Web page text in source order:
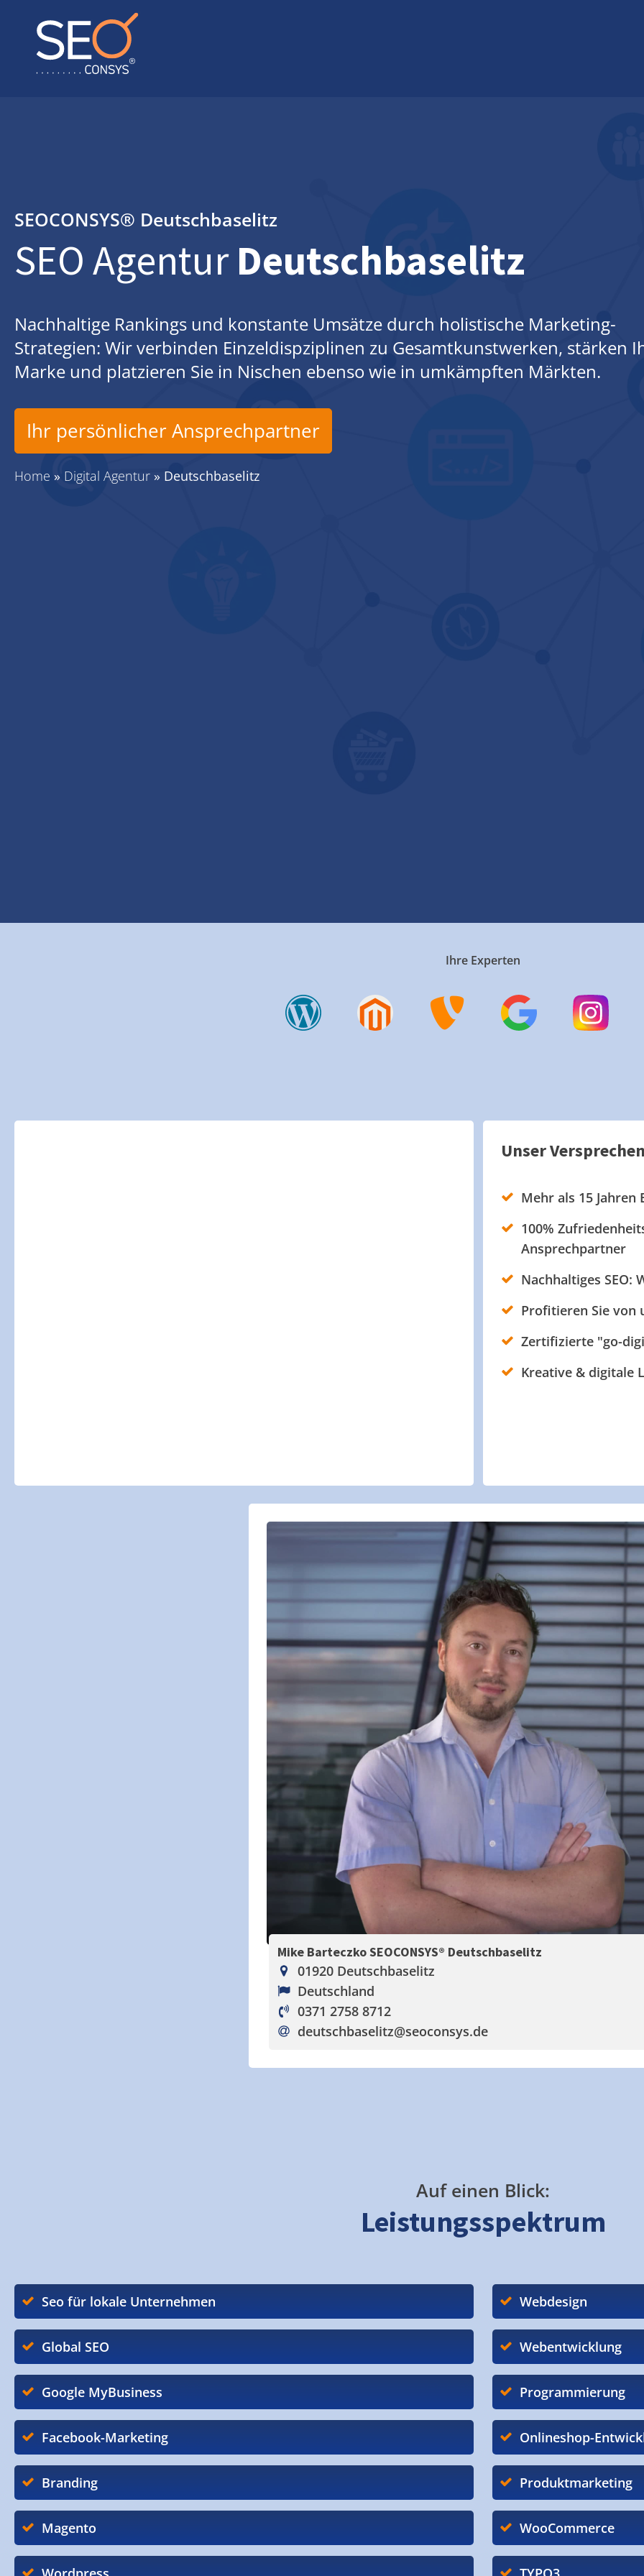
SEOCONSYS® Deutschbaselitz
SEO Agentur Deutschbaselitz
Nachhaltige Rankings und konstante Umsätze durch holistische Marketing-
Strategien: Wir verbinden Einzeldispziplinen zu Gesamtkunstwerken, stärken
Marke und platzieren Sie in Nischen ebenso wie in umkämpften Märkten.
Ihr persönlicher Ansprechpartner
Home » Digital Agentur » Deutschbaselitz
Ihre Experten
Unser
Mehr als 15
100%
Ansprechpartner
Nachhaltiges
Profitieren Sie von
Zertifizierte "go-
Kreative & digitale
Mike Barteczko SEOCONSYS® Deutschbaselitz
01920 Deutschbaselitz
Deutschland
0371 2758 8712
deutschbaselitz@seoconsys.de
Auf einen Blick:
Leistungsspektrum
Seo für lokale Unternehmen
Global SEO
Google MyBusiness
Facebook-Marketing
Branding
Magento
Webdesign
Webentwicklung
Programmierung
Onlineshop-
Produktmarketing
WooCommerce